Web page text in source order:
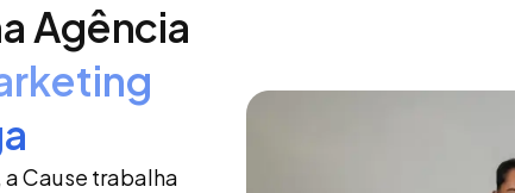
Agência
Cause trabalha